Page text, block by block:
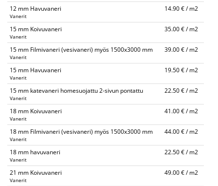
12 mm Havuvaneri
Vanerit
14.90 € / m2
15 mm Koivuvaneri
Vanerit
35.00 € / m2
15 mm Filmivaneri (vesivaneri) myös 1500x3000 mm
Vanerit
39.00 € / m2
15 mm Havuvaneri
Vanerit
19.50 € / m2
15 mm katevaneri homesuojattu 2-sivun pontattu
Vanerit
22.50 € / m2
18 mm Koivuvaneri
Vanerit
41.00 € / m2
18 mm Filmivaneri (vesivaneri) myös 1500x3000 mm
Vanerit
44.00 € / m2
18 mm havuvaneri
Vanerit
22.50 € / m2
21 mm Koivuvaneri
Vanerit
49.00 € / m2